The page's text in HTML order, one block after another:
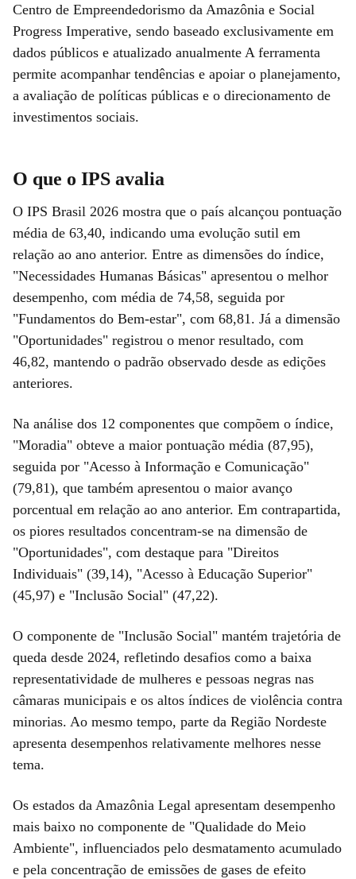
Centro de Empreendedorismo da Amazônia e Social
Progress Imperative, sendo baseado exclusivamente em
dados públicos e atualizado anualmente A ferramenta
permite acompanhar tendências e apoiar o planejamento,
a avaliação de políticas públicas e o direcionamento de
investimentos sociais.
O que o IPS avalia
O IPS Brasil 2026 mostra que o país alcançou pontuação
média de 63,40, indicando uma evolução sutil em
relação ao ano anterior. Entre as dimensões do índice,
"Necessidades Humanas Básicas" apresentou o melhor
desempenho, com média de 74,58, seguida por
"Fundamentos do Bem-estar", com 68,81. Já a dimensão
"Oportunidades" registrou o menor resultado, com
46,82, mantendo o padrão observado desde as edições
anteriores.
Na análise dos 12 componentes que compõem o índice,
"Moradia" obteve a maior pontuação média (87,95),
seguida por "Acesso à Informação e Comunicação"
(79,81), que também apresentou o maior avanço
porcentual em relação ao ano anterior. Em contrapartida,
os piores resultados concentram-se na dimensão de
"Oportunidades", com destaque para "Direitos
Individuais" (39,14), "Acesso à Educação Superior"
(45,97) e "Inclusão Social" (47,22).
O componente de "Inclusão Social" mantém trajetória de
queda desde 2024, refletindo desafios como a baixa
representatividade de mulheres e pessoas negras nas
câmaras municipais e os altos índices de violência contra
minorias. Ao mesmo tempo, parte da Região Nordeste
apresenta desempenhos relativamente melhores nesse
tema.
Os estados da Amazônia Legal apresentam desempenho
mais baixo no componente de "Qualidade do Meio
Ambiente", influenciados pelo desmatamento acumulado
e pela concentração de emissões de gases de efeito